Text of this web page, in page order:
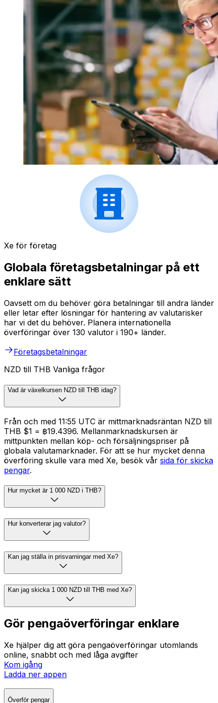
Xe för företag
Globala företagsbetalningar på ett
enklare sätt
Oavsett om du behöver göra betalningar till andra länder
eller letar efter lösningar för hantering av valutarisker
har vi det du behöver. Planera internationella
överföringar över 130 valutor i 190+ länder.
Företagsbetalningar
NZD till THB Vanliga frågor
Vad är växelkursen NZD till THB idag?
Från och med 11:55 UTC är mittmarknadsräntan NZD till
THB $1 = ฿19.4396. Mellanmarknadskursen är
mittpunkten mellan köp- och försäljningspriser på
globala valutamarknader. För att se hur mycket denna
överföring skulle vara med Xe, besök vår sida för skicka
pengar.
Hur mycket är 1 000 NZD i THB?
Hur konverterar jag valutor?
Kan jag ställa in prisvarningar med Xe?
Kan jag skicka 1 000 NZD till THB med Xe?
Gör pengaöverföringar enklare
Xe hjälper dig att göra pengaöverföringar utomlands
online, snabbt och med låga avgifter
Kom igång
Ladda ner appen
Överför pengar